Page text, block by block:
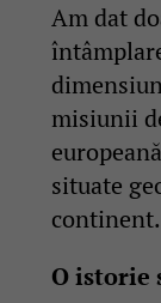
Am dat
misiunii
situate
continent.
O istorie